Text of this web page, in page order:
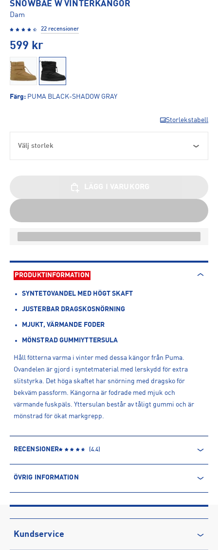
SNOWBAE W VINTERKÄNGOR
Dam
22 recensioner
599 kr
Färg: PUMA BLACK-SHADOW GRAY
Storlekstabell
Välj storlek
PRODUKTINFORMATION
SYNTETOVANDEL MED HÖGT SKAFT
JUSTERBAR DRAGSKOSNÖRNING
MJUKT, VÄRMANDE FODER
MÖNSTRAD GUMMIYTTERSULA
Håll fötterna varma i vinter med dessa kängor från Puma.
Ovandelen är gjord i syntetmaterial med lerskydd för extra
slitstyrka. Det höga skaftet har snörning med dragsko för
bekväm passform. Kängorna är fodrade med mjuk och
värmande fuskpäls. Yttersulan består av tåligt gummi och är
mönstrad för ökat markgrepp.
RECENSIONER (4.4)
ÖVRIG INFORMATION
Produktnummer: 1550842
Leverantörens produktnummer: 393920
Artikelnummer: 155084201-PUMA Black-Shadow Gray
Kundservice